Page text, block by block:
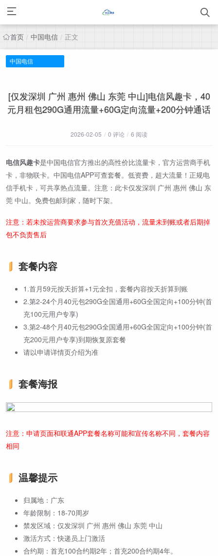
首页 / 中国电信 / 正文
中国电信
[仅发深圳 广州 惠州 佛山 东莞 中山]电信风趣卡，40
元月租包290G通用流量+60G定向流量+200分钟通话
2026-02-05 / 0 评论 / 6 阅读
电信风趣卡是中国电信官方推出的高性价比流量卡，官方运营商手机
卡，非物联卡。中国电信APP可查套餐。低资费，超大流量！正规电
信手机卡，可共享热点流量。注意：此卡仅发深圳 广州 惠州 佛山 东
莞 中山。免费包邮到家，随时下架。
注意：若未按运营商要求参与首次充值活动，流量未到账或者后期掉
包不负责售后
套餐内容
1.首月59元按天折算+1元全扣，套餐内容按天折算到账
2.第2-24个月40元包290G全国通用+60G全国定向+100分钟(首
充100元用户专享)
3.第2-48个月40元包290G全国通用+60G全国定向+100分钟(首
充200元用户专享)到期恢复原套餐
请以申请详情页介绍为准
套餐海报
注意：申请页面和联通APP套餐名称可能和宣传名称不同，套餐内容
相同
温馨提示
归属地：广东
年龄限制：18-70周岁
禁发区域：仅发深圳 广州 惠州 佛山 东莞 中山
激活方式：快递员上门激活
合约期：首充100合约期2年；首充200合约期4年。